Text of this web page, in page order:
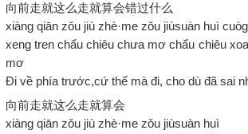
向前走就这么走就算会错过什么
xiàng qiān zǒu jiù zhè·me zǒu jiùsuàn huì
xeng tren chẩu chiêu chưa mơ chẩu chiêu
mơ
Đi về phía trước,cứ thế mà đi, cho dù đã sai
向前走就这么走就算会
xiàng qiān zǒu jiù zhè·me zǒu jiùsuàn huì